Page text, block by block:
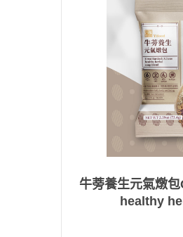
牛蒡養生元氣燉
healthy